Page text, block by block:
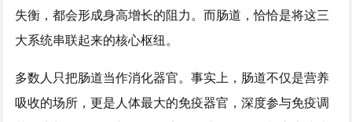
失衡，都会形成身高增长的阻力。而肠道，恰恰是将这三
大系统串联起来的核心枢纽。
多数人只把肠道当作消化器官。事实上，肠道不仅是营养
吸收的场所，更是人体最大的免疫器官，深度参与免疫调